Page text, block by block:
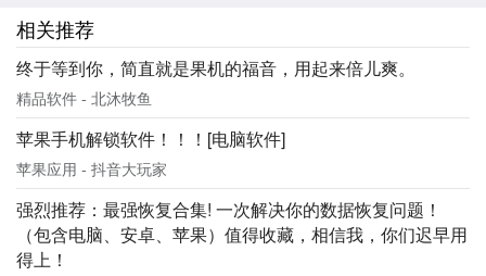
相关推荐
终于等到你，简直就是果机的福音，用起来倍儿爽。
精品软件 - 北沐牧鱼
苹果手机解锁软件！！！[电脑软件]
苹果应用 - 抖音大玩家
强烈推荐：最强恢复合集! 一次解决你的数据恢复问题！
（包含电脑、安卓、苹果）值得收藏，相信我，你们迟早用
得上！